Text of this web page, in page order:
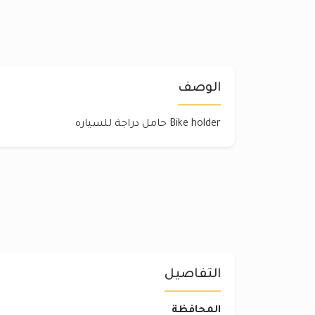
الوصف
Bike holder حامل دراجة للسياره
التفاصيل
المحافظة